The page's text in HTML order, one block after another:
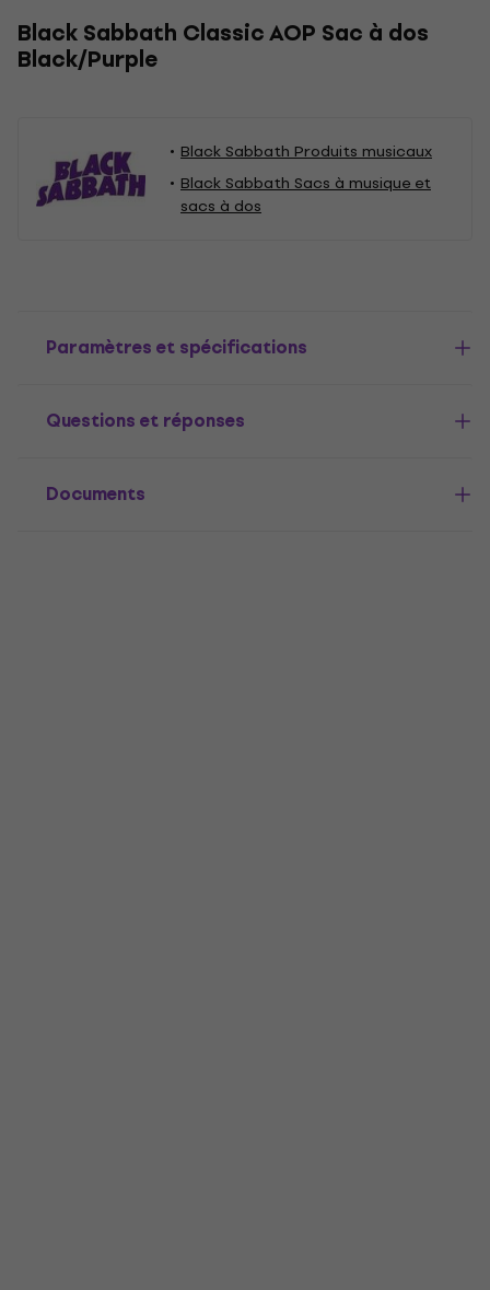
Black Sabbath Classic AOP Sac à dos
Black/Purple
Black Sabbath Produits musicaux
Black Sabbath Sacs à musique et
sacs à dos
Paramètres et spécifications
Questions et réponses
Documents